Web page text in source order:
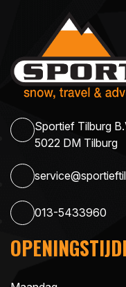
Sportief Tilburg
5022 DM Tilburg
013-5433960